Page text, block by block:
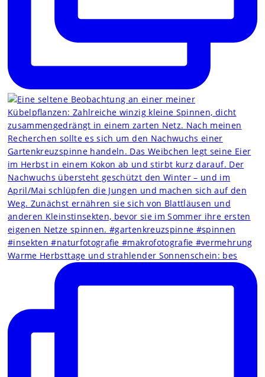
Warme Herbsttage und strahlender Sonnenschein: bes